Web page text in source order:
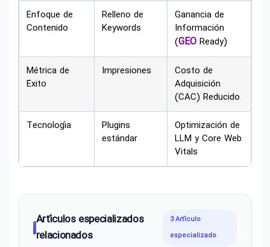
Enfoque de
Contenido
Relleno de
Keywords
Ganancia de
Información
(GEO Ready)
Métrica de
Éxito
Impresiones
Costo de
Adquisición
(CAC) Reducido
Tecnología
Plugins
estándar
Optimización de
LLM y Core Web
Vitals
Artículos especializados
relacionados
3 Artículo
especializado